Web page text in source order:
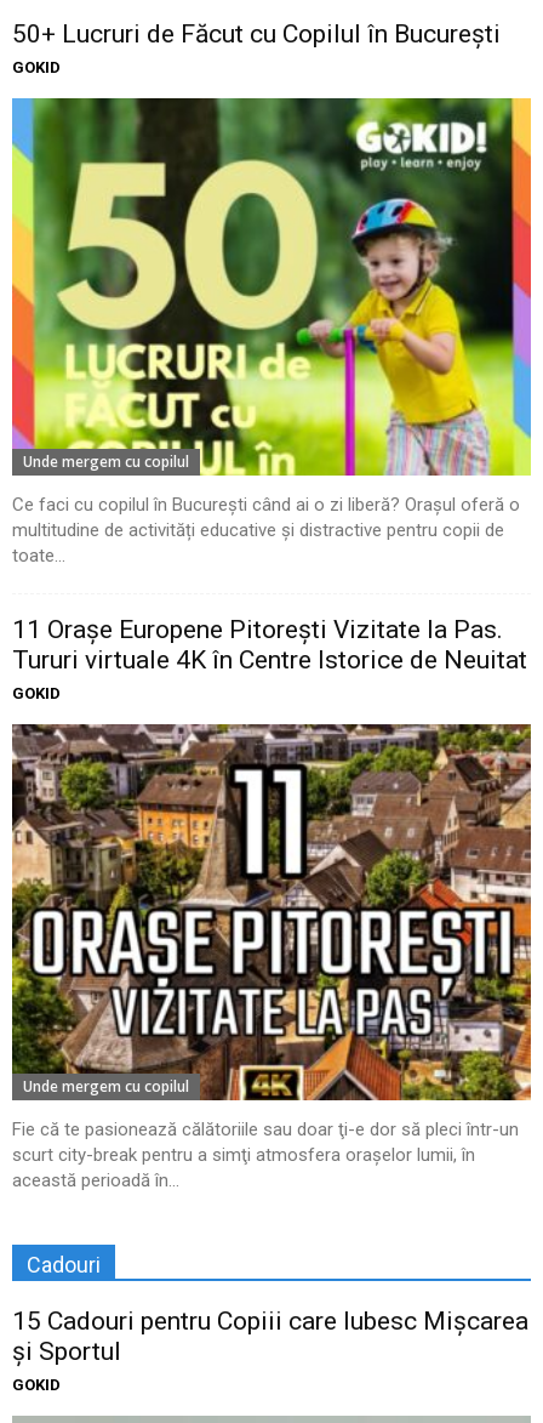
50+ Lucruri de Făcut cu Copilul în București
GOKID
Unde mergem cu copilul
Ce faci cu copilul în București când ai o zi liberă? Orașul oferă o
multitudine de activități educative și distractive pentru copii de
toate...
11 Oraşe Europene Pitoreşti Vizitate la Pas.
Tururi virtuale 4K în Centre Istorice de Neuitat
GOKID
Unde mergem cu copilul
Fie că te pasionează călătoriile sau doar ţi-e dor să pleci într-un
scurt city-break pentru a simţi atmosfera oraşelor lumii, în
această perioadă în...
Cadouri
15 Cadouri pentru Copiii care Iubesc Mișcarea
și Sportul
GOKID